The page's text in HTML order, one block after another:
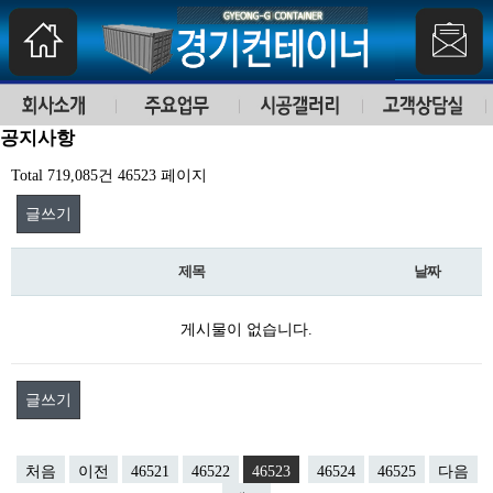
공지사항
Total 719,085건 46523 페이지
글쓰기
제목 날짜
게시물이 없습니다.
글쓰기
처음 이전 46521 46522 46523 46524 46525
다음